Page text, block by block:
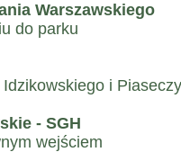
Warszawskiego
do parku
i
- SGH
wejściem